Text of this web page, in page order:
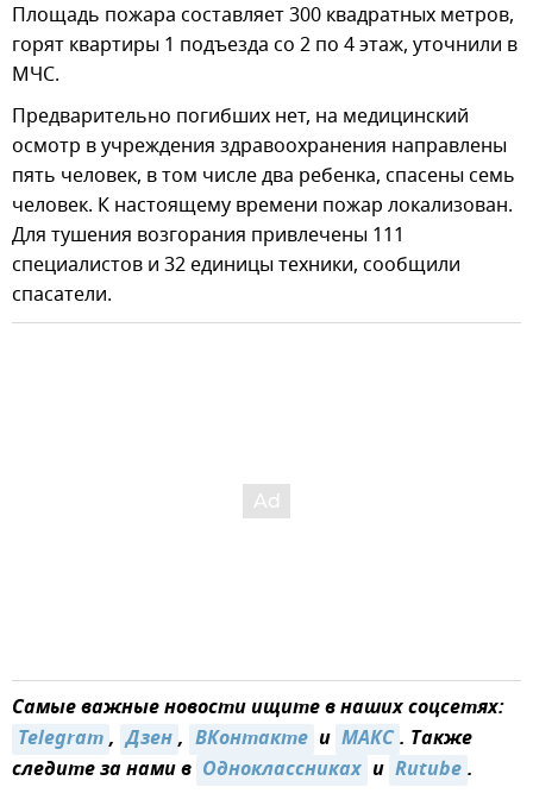
Площадь пожара составляет 300 квадратных метров,
горят квартиры 1 подъезда со 2 по 4 этаж, уточнили в
МЧС.
Предварительно погибших нет, на медицинский
осмотр в учреждения здравоохранения направлены
пять человек, в том числе два ребенка, спасены семь
человек. К настоящему времени пожар локализован.
Для тушения возгорания привлечены 111
специалистов и 32 единицы техники, сообщили
спасатели.
Самые важные новости ищите в наших соцсетях:
Telegram, Дзен, ВКонтакте и MAКС. Также
следите за нами в Одноклассниках и Rutube.